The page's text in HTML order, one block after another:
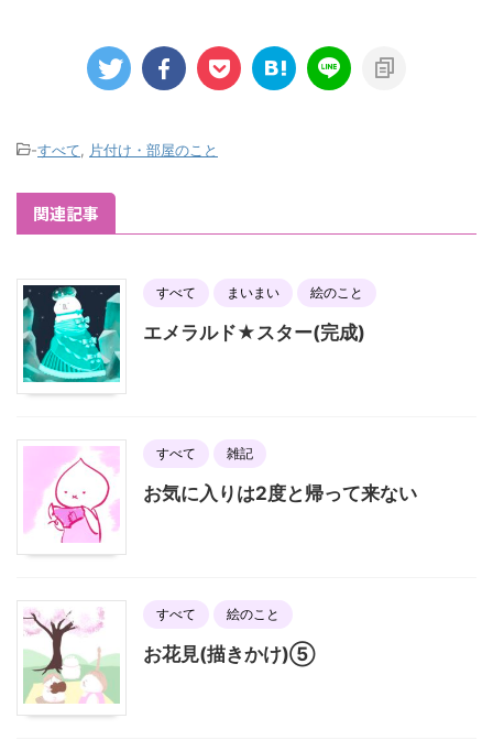
-すべて, 片付け・部屋のこと
関連記事
すべて まいまい 絵のこと
エメラルド★スター(完成)
すべて 雑記
お気に入りは2度と帰って来ない
すべて 絵のこと
お花見(描きかけ)⑤